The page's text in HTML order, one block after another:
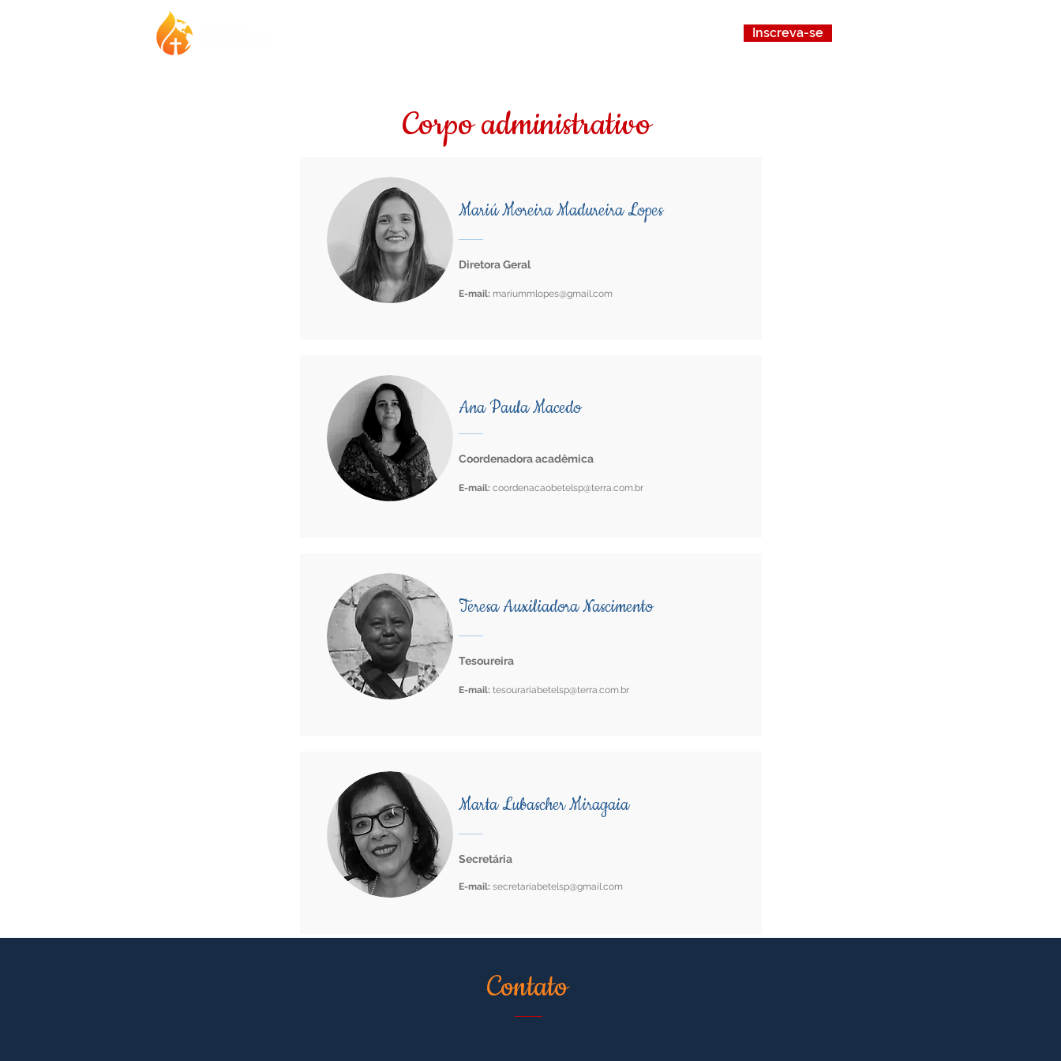
Inscreva-se
Corpo administrativo
Mariú Moreira Madureira Lopes
Diretora Geral
E-mail: mariummlopes@gmail.com
Ana Paula Macedo
Coordenadora acadêmica
E-mail: coordenacaobetelsp@terra.com.br
Teresa Auxiliadora Nascimento
Tesoureira
E-mail: tesourariabetelsp@terra.com.br
Marta Lubascher Miragaia
Secretária
E-mail: secretariabetelsp@gmail.com
Contato